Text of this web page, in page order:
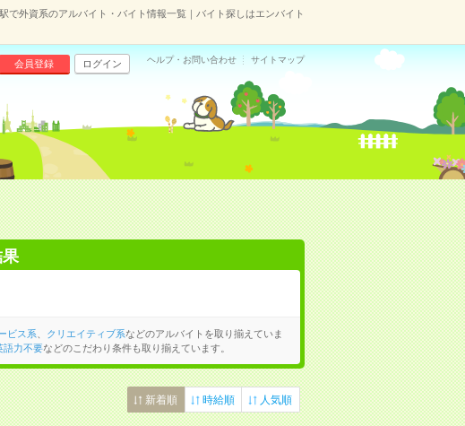
で外資系のアルバイト・バイト情報一覧｜バイト探しはエンバイト
会員登録 ログイン ヘルプ・お問い合わせ サイトマップ
ビス系 クリエイティブ系などのアルバイトを取り揃えていま
語力不要などのこだわり条件も取り揃えています。
新着順 時給順 人気順